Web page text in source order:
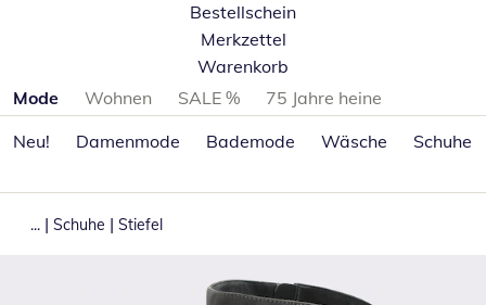
Bestellschein
Merkzettel
Warenkorb
Produktkategorien überspringen
Mode Wohnen SALE %
75 Jahre heine
Neu!
Damenmode Bademode Wäsche Schuhe
... | Schuhe | Stiefel